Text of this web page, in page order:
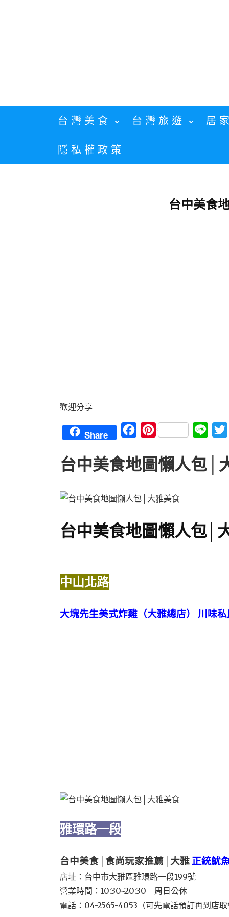
台灣美食 台灣旅遊 居
隱私權政策
台中美食
歡迎分享
Share FacebookPinterest Line
台中美食地圖懶人包│
台中美食地圖懶人包│
中山北路
大塊先生美式炸雞（大雅總店） 川味
雅環路一段
台中美食│食尚玩家推薦│大雅 正統魷
店址：台中市大雅區雅環路一段199號
營業時間：10:30~20:30 周日公休
電話：04-2565-4053（可先電話預訂再到店取